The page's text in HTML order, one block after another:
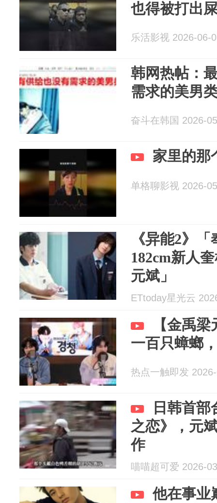
也得被打出
乐活影视 2026-06-
韩网热帖：
需求的美男
奋斗在韩国 2026-
家里的那
单格聊影视 2026-
《异能2》
182cm新人
元斌」
ETtoday星光云
【金禹
一百只蟑螂
热点一触即发
日韩首
之恋》，元
作
喵喵超可爱 2026-
他在事业